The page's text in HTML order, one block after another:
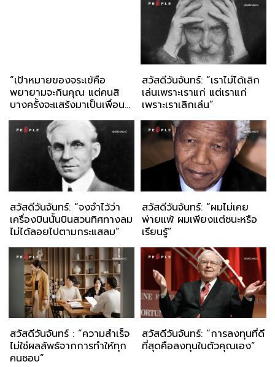
“เป้าหมายของจระเข้คือ
พยายามจะกินคุณ แต่คนสิ
บางครั้งจะแสร้งมาเป็นเพื่อน
ก่อน”
สวัสดีวันจันทร์: “เราไม่ได้เลิก
เล่นเพราะเราแก่ แต่เราแก่
เพราะเราเลิกเล่น”
สวัสดีวันจันทร์: “จงจำไว้ว่า
เครื่องบินนั้นบินสวนทิศทางลม
ไม่ได้ลอยไปตามกระแสลม”
สวัสดีวันจันทร์: “ผมไม่เคย
พ่ายแพ้ ผมเพียงแต่ชนะหรือ
เรียนรู้”
สวัสดีวันจันทร์ : “ความสำเร็จ
ไม่ใช่ผลลัพธ์จากการทำให้ทุก
คนชอบ”
สวัสดีวันจันทร์: “การลงทุนที่ดี
ที่สุดคือลงทุนในตัวคุณเอง”